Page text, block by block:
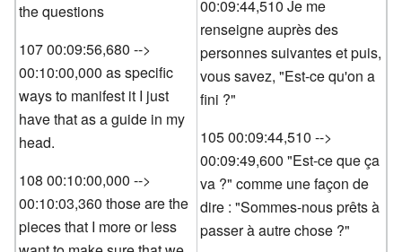
the questions
107 00:09:56,680 -->
00:10:00,000 as specific
ways to manifest it I just
have that as a guide in my
head.
108 00:10:00,000 -->
00:10:03,360 those are the
pieces that I more or less
00:09:44,510 Je me
renseigne auprès des
personnes suivantes et puis,
vous savez, "Est-ce qu'on a
fini ?"
105 00:09:44,510 -->
00:09:49,600 "Est-ce que ça
va ?" comme une façon de
dire : "Sommes-nous prêts à
passer à autre chose ?"